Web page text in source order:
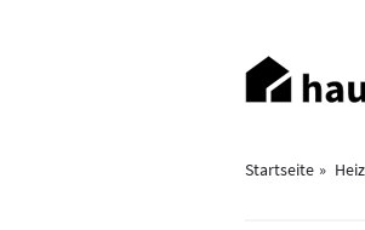
Haupt-
Startseite